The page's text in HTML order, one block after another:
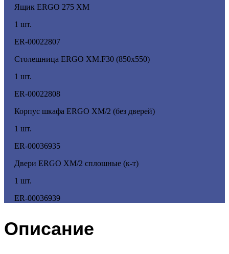
Ящик ERGO 275 XM
1 шт.
ER-00022807
Столешница ERGO XM.F30 (850х550)
1 шт.
ER-00022808
Корпус шкафа ERGO XM/2 (без дверей)
1 шт.
ER-00036935
Двери ERGO XM/2 сплошные (к-т)
1 шт.
ER-00036939
Описание